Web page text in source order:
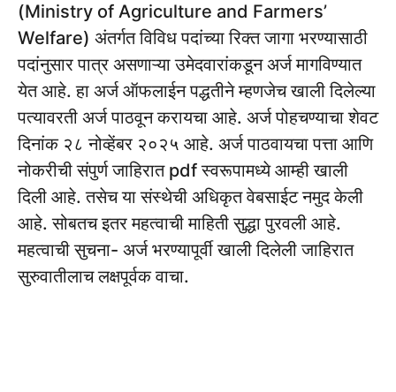
(Ministry of Agriculture and Farmers’
Welfare) अंतर्गत विविध पदांच्या रिक्त जागा भरण्यासाठी
पदांनुसार पात्र असणाऱ्या उमेदवारांकडून अर्ज मागविण्यात
येत आहे. हा अर्ज ऑफलाईन पद्धतीने म्हणजेच खाली दिलेल्या
पत्यावरती अर्ज पाठवून करायचा आहे. अर्ज पोहचण्याचा शेवट
दिनांक २८ नोव्हेंबर २०२५ आहे. अर्ज पाठवायचा पत्ता आणि
नोकरीची संपुर्ण जाहिरात pdf स्वरूपामध्ये आम्ही खाली
दिली आहे. तसेच या संस्थेची अधिकृत वेबसाईट नमुद केली
आहे. सोबतच इतर महत्वाची माहिती सुद्धा पुरवली आहे.
महत्वाची सुचना- अर्ज भरण्यापूर्वी खाली दिलेली जाहिरात
सुरुवातीलाच लक्षपूर्वक वाचा.